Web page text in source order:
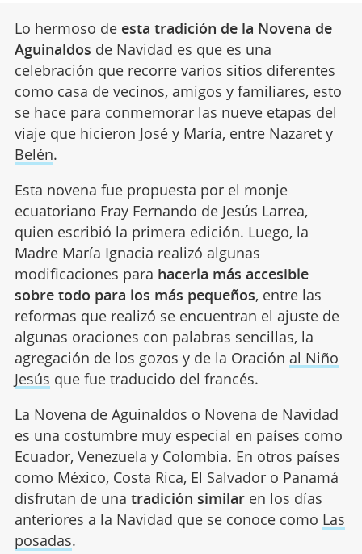
Lo hermoso deesta tradición de la Novena de
Aguinaldos de Navidad es que es una
celebración que recorre varios sitios diferentes
como casa de vecinos, amigos y familiares, esto
se hace para conmemorar las nueve etapas del
viaje que hicieron José y María, entre Nazaret y
Belén.
Esta novena fue propuesta por el monje
ecuatoriano Fray Fernando de Jesús Larrea,
quien escribió la primera edición. Luego, la
Madre María Ignacia realizó algunas
modificaciones para hacerla más accesible
sobre todo para los más pequeños, entre las
reformas que realizó se encuentran el ajuste de
algunas oraciones con palabras sencillas, la
agregación de los gozos y de la Oración al Niño
Jesús que fue traducido del francés.
La Novena de Aguinaldos o Novena de Navidad
es una costumbre muy especial en países como
Ecuador, Venezuela y Colombia. En otros países
como México, Costa Rica, El Salvador o Panamá
disfrutan de una tradición similaren los días
anteriores a la Navidad que se conoce como Las
posadas.